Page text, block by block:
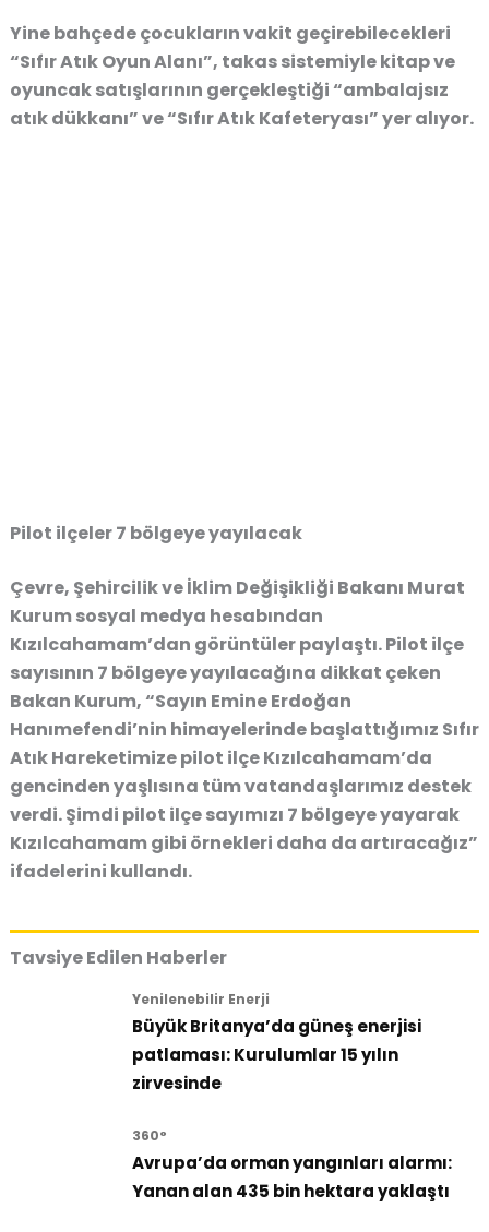
Yine bahçede çocukların vakit geçirebilecekleri
“Sıfır Atık Oyun Alanı”, takas sistemiyle kitap ve
oyuncak satışlarının gerçekleştiği “ambalajsız
atık dükkanı” ve “Sıfır Atık Kafeteryası” yer alıyor.
Pilot ilçeler 7 bölgeye yayılacak
Çevre, Şehircilik ve İklim Değişikliği Bakanı Murat
Kurum sosyal medya hesabından
Kızılcahamam’dan görüntüler paylaştı. Pilot ilçe
sayısının 7 bölgeye yayılacağına dikkat çeken
Bakan Kurum, “Sayın Emine Erdoğan
Hanımefendi’nin himayelerinde başlattığımız Sıfır
Atık Hareketimize pilot ilçe Kızılcahamam’da
gencinden yaşlısına tüm vatandaşlarımız destek
verdi. Şimdi pilot ilçe sayımızı 7 bölgeye yayarak
Kızılcahamam gibi örnekleri daha da artıracağız”
ifadelerini kullandı.
Tavsiye Edilen Haberler
Yenilenebilir Enerji
Büyük Britanya’da güneş enerjisi
patlaması: Kurulumlar 15 yılın
zirvesinde
360°
Avrupa’da orman yangınları alarmı:
Yanan alan 435 bin hektara yaklaştı